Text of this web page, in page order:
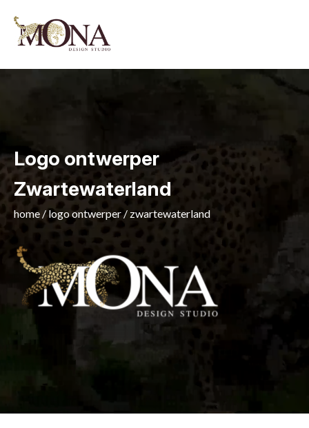
Logo ontwerper
Zwartewaterland
home / logo ontwerper / zwartewaterland